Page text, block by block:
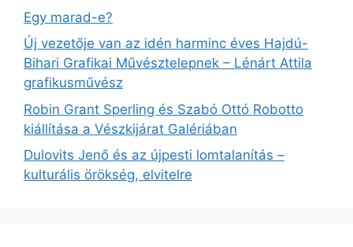
Egy marad-e?
Új vezetője van az idén harminc éves Hajdú-
Bihari Grafikai Művésztelepnek – Lénárt Attila
grafikusművész
Robin Grant Sperling és Szabó Ottó Robotto
kiállítása a Vészkijárat Galériában
Dulovits Jenő és az újpesti lomtalanítás –
kulturális örökség, elvitelre